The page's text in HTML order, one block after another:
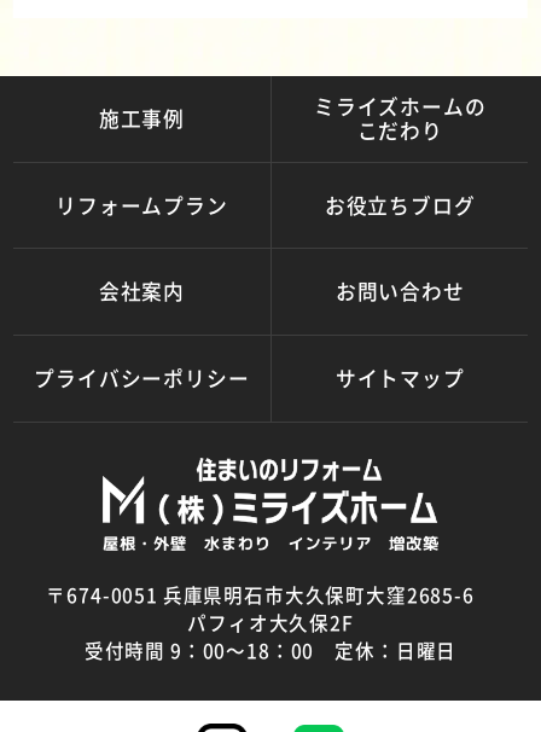
施工事例
ミライズホームの
こだわり
リフォームプラン お役立ちブログ
会社案内 お問い合わせ
プライバシーポリシー サイトマップ
〒674-0051 兵庫県明石市大久保町大窪2685-6
パフィオ大久保2F
受付時間 9：00～18：00 定休：日曜日